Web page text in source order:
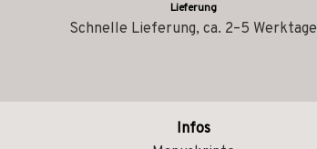
Lieferung
Schnelle Lieferung, ca. 2–5 Werktage
Infos